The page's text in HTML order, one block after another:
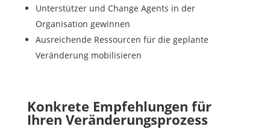
Unterstützer und Change Agents in der
Organisation gewinnen
Ausreichende Ressourcen für die geplante
Veränderung mobilisieren
Konkrete Empfehlungen für
Ihren Veränderungsprozess